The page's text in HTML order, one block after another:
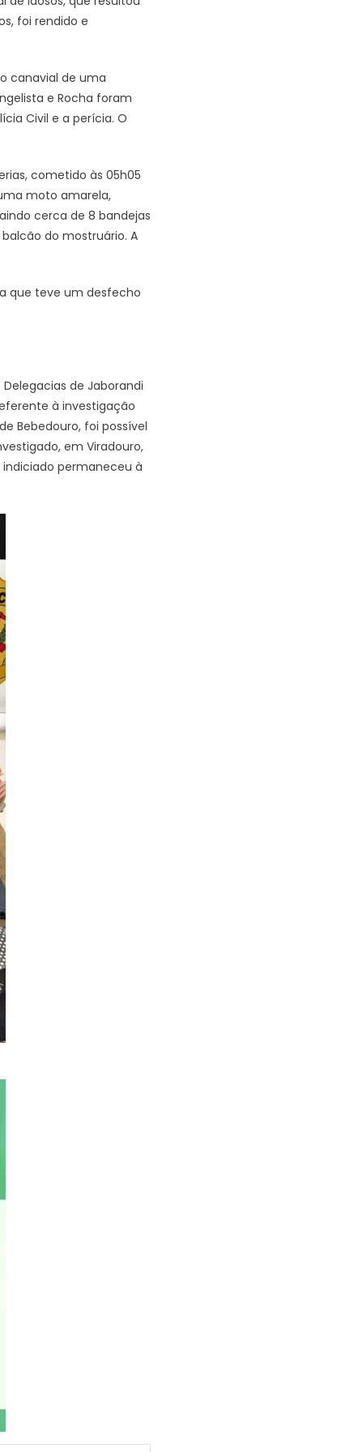
foi rendido e
canavial de uma
e Rocha foram
Civil e a perícia. O
cometido às 05h05
moto amarela,
cerca de 8 bandejas
do mostruário. A
que teve um desfecho
de Jaborandi
à investigação
Bebedouro, foi possível
em Viradouro,
permaneceu à